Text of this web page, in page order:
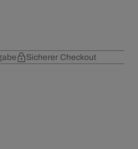
Sicherer Checkout